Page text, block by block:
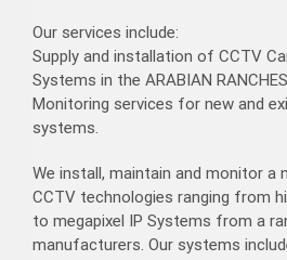
Our services include:
Supply and installation of CCTV
Systems in the ARABIAN RANCHES
Monitoring services for new and
systems.
We install, maintain and monitor
CCTV technologies ranging from
to megapixel IP Systems from a
manufacturers. Our systems